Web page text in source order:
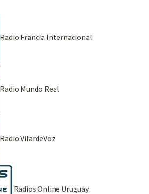
Radio Francia Internacional
Radio Mundo Real
Radio VilardeVoz
Radios Online Uruguay